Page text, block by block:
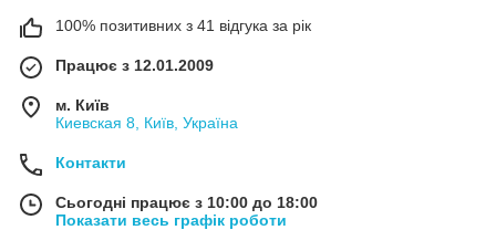
100% позитивних з 41 відгука за рік
Працює з 12.01.2009
м. Київ
Киевская 8, Київ, Україна
Контакти
Сьогодні працює з 10:00 до 18:00
Показати весь графік роботи